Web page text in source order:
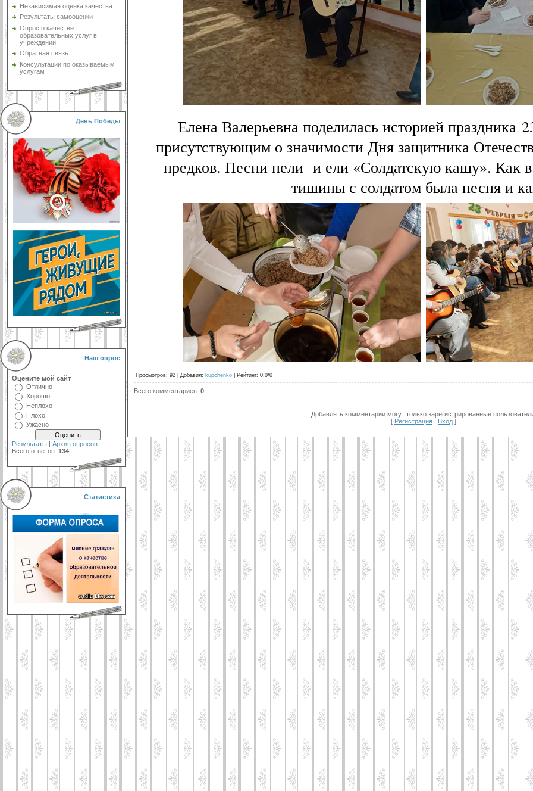
Независимая оценка качества
Результаты самооценки
Опрос о качестве
образовательных услуг в
учреждении
Обратная связь
Консультации по оказываемым
услугам
День Победы
Наш опрос
Оцените мой сайт
Отлично
Хорошо
Неплохо
Плохо
Ужасно
Результаты | Архив опросов
Всего ответов: 134
Статистика
Елена Валерьевна поделилась историей праздника
присутствующим о значимости Дня защитника
предков. Песни пели и ели «Солдатскую кашу». Как
тишины с солдатом была песня и
Просмотров: 92 Добавил: kupchenko Рейтинг: 0.0/0
Всего комментариев: 0
Добавлять комментарии могут только зарегистрированные
[ Регистрация | Вход ]